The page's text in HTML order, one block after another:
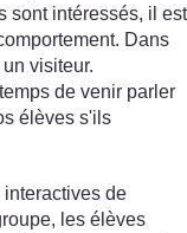
sont intéressés, il est
Dans
un visiteur.
de venir parler
élèves s'ils
de
les élèves